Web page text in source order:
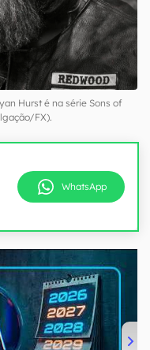
Hurst é na série Sons of
FX).
WhatsApp